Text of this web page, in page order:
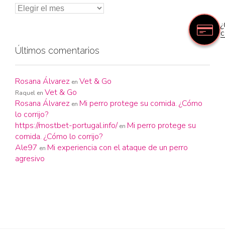
Últimos comentarios
Rosana Álvarez en Vet & Go
Raquel en Vet & Go
Rosana Álvarez en Mi perro protege su comida. ¿Cómo
lo corrijo?
https://mostbet-portugal.info/ en Mi perro protege su
comida. ¿Cómo lo corrijo?
Ale97 en Mi experiencia con el ataque de un perro
agresivo